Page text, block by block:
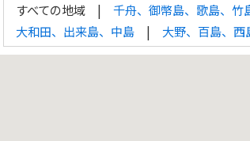
すべての地域 千舟、御幣島、歌島、竹
大和田、出来島、中島
大野、百島、西